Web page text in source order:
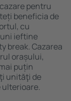
pentru
beneficia de
cu
ieftine
break. Cazarea
orașului,
puțin
unităţi de
ulterioare.